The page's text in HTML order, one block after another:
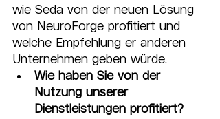
wie Seda von der neuen Lösung
von NeuroForge profitiert und
welche Empfehlung er anderen
Unternehmen geben würde.
Wie haben Sie von der
Nutzung unserer
Dienstleistungen profitiert?